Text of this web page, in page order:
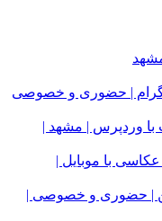
| حضوری و خصوصی
وردپرس | مشهد |
با موبایل |
| حضوری و خصوصی |